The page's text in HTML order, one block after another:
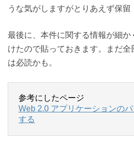
うな気がしますがとりあえず保留
最後に、本件に関する情報が細
けたので貼っておきます。まだ
は必読かも。
参考にしたページ
Web 2.0 アプリケーションの
する